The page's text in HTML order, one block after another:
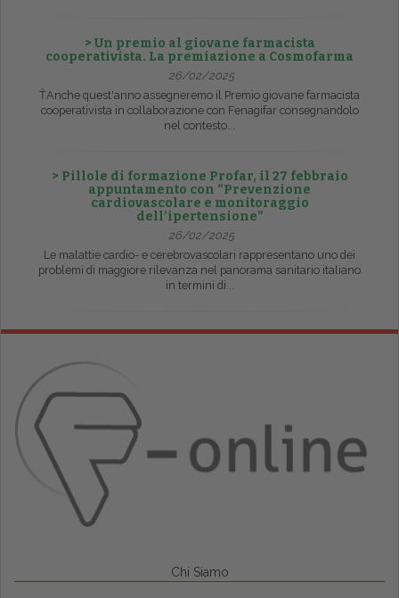
> Un premio al giovane farmacista
cooperativista. La premiazione a Cosmofarma
26/02/2025
ŤAnche quest'anno assegneremo il Premio giovane farmacista
cooperativista in collaborazione con Fenagifar consegnandolo
nel contesto...
> Pillole di formazione Profar, il 27 febbraio
appuntamento con “Prevenzione
cardiovascolare e monitoraggio
dell’ipertensione”
26/02/2025
Le malattie cardio- e cerebrovascolari rappresentano uno dei
problemi di maggiore rilevanza nel panorama sanitario italiano
in termini di...
Chi Siamo